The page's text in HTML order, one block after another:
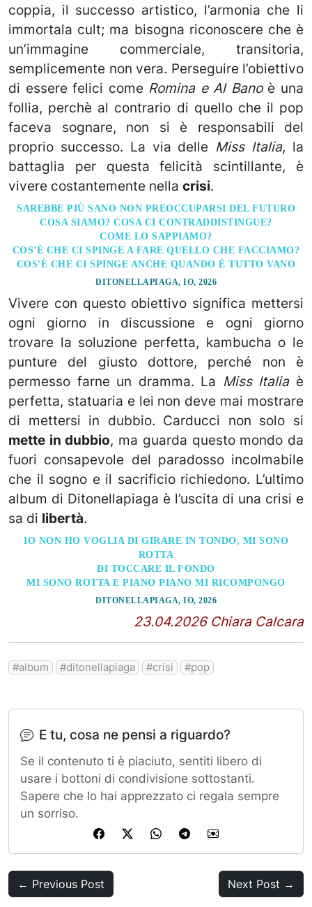
coppia, il successo artistico, l’armonia che li
immortala cult; ma bisogna riconoscere che è
un’immagine commerciale, transitoria,
semplicemente non vera. Perseguire l’obiettivo
di essere felici come Romina e Al Banoè una
follia, perchè al contrario di quello che il pop
faceva sognare, non si è responsabili del
proprio successo. La via delle Miss Italia, la
battaglia per questa felicità scintillante, è
vivere costantemente nella crisi.
SAREBBE PIÙ SANO NON PREOCCUPARSI DEL FUTURO
COSA SIAMO? COSA CI CONTRADDISTINGUE?
COME LO SAPPIAMO?
COS'È CHE CI SPINGE A FARE QUELLO CHE FACCIAMO?
COS'È CHE CI SPINGE ANCHE QUANDO È TUTTO VANO
DITONELLAPIAGA, IO, 2026
Vivere con questo obiettivo significa mettersi
ogni giorno in discussione e ogni giorno
trovare la soluzione perfetta, kambucha o le
punture del giusto dottore, perché non è
permesso farne un dramma. La Miss Italiaè
perfetta, statuaria e lei non deve mai mostrare
di mettersi in dubbio. Carducci non solo si
mette in dubbio, ma guarda questo mondo da
fuori consapevole del paradosso incolmabile
che il sogno e il sacrificio richiedono. L’ultimo
album di Ditonellapiaga è l’uscita di una crisi e
sa di libertà.
IO NON HO VOGLIA DI GIRARE IN TONDO, MI SONO
ROTTA
DI TOCCARE IL FONDO
MI SONO ROTTA E PIANO PIANO MI RICOMPONGO
DITONELLAPIAGA, IO, 2026
23.04.2026 Chiara Calcara
album ditonellapiaga crisi pop
E tu, cosa ne pensi a riguardo?
Se il contenuto ti è piaciuto, sentiti libero di
usare i bottoni di condivisione sottostanti.
Sapere che lo hai apprezzato ci regala sempre
un sorriso.
← Previous Post Next Post →